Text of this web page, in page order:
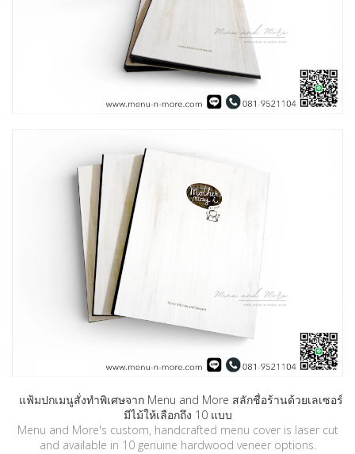
แฟ้มปกเมนูสั่งทำพิเศษจาก Menu and More สลักชื่อร้านด้วยเลเซอร์
มีไม้ให้เลือกถึง 10 แบบ
Menu and More's custom, handcrafted menu cover is laser cut
and available in 10 genuine hardwood veneer options.